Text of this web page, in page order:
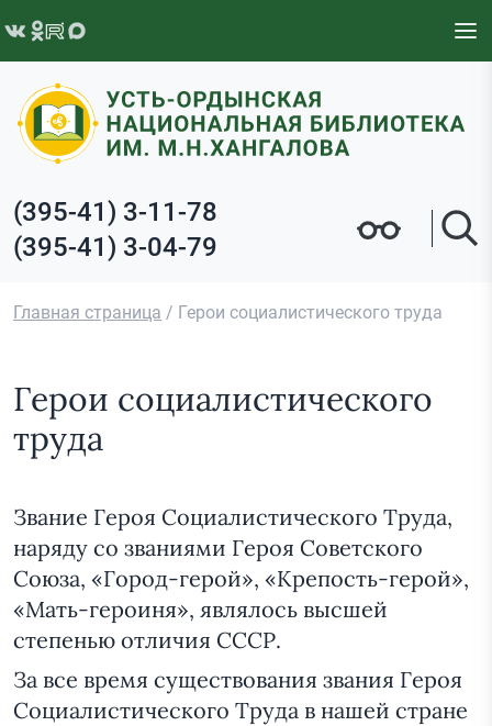
(395-41) 3-11-78
(395-41) 3-04-79
Главная страница / Герои социалистического труда
Герои социалистического
труда
Звание Героя Социалистического Труда,
наряду со званиями Героя Советского
Союза, «Город-герой», «Крепость-герой»,
«Мать-героиня», являлось высшей
степенью отличия СССР.
За все время существования звания Героя
Социалистического Труда в нашей стране